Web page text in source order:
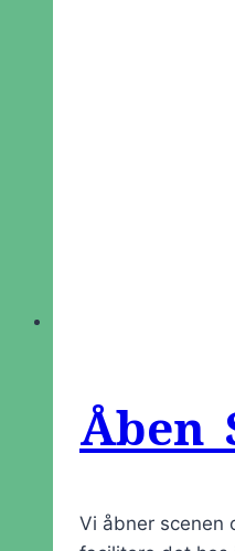
Åben
Vi åbner scenen